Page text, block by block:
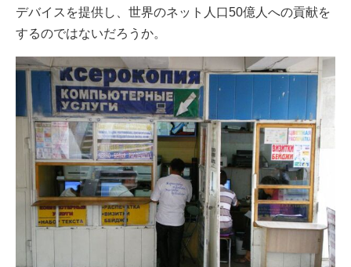
デバイスを提供し、世界のネット人口50億人への貢献を
するのではないだろうか。